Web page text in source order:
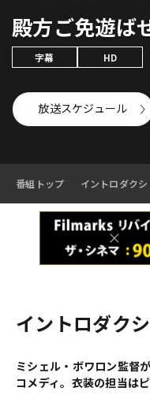
殿方ご免遊ば
字幕 HD
放送スケジュール
番組トップ イントロダクシ
イントロダク
ミシェル・ボワロン監督
コメディ。衣装の担当は